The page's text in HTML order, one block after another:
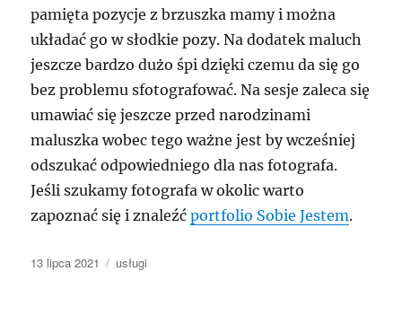
pamięta pozycje z brzuszka mamy i można
układać go w słodkie pozy. Na dodatek maluch
jeszcze bardzo dużo śpi dzięki czemu da się go
bez problemu sfotografować. Na sesje zaleca się
umawiać się jeszcze przed narodzinami
maluszka wobec tego ważne jest by wcześniej
odszukać odpowiedniego dla nas fotografa.
Jeśli szukamy fotografa w okolic warto
zapoznać się i znaleźćportfolio Sobie Jestem.
Data
13 lipca 2021 Kategorie
usługi